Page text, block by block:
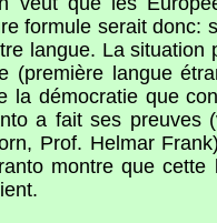
formule serait donc:
langue. La situation
(première langue
la démocratie que
a fait ses preuves
Prof. Helmar
montre que cette